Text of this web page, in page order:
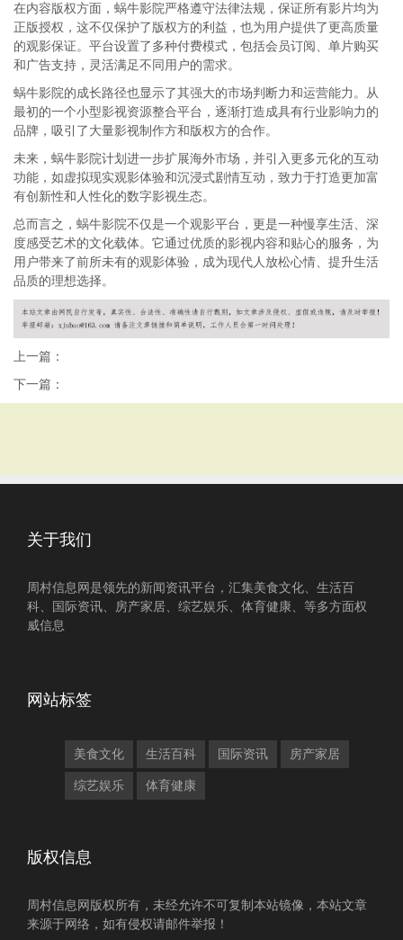
在内容版权方面，蜗牛影院严格遵守法律法规，保证所有影片均为
正版授权，这不仅保护了版权方的利益，也为用户提供了更高质量
的观影保证。平台设置了多种付费模式，包括会员订阅、单片购买
和广告支持，灵活满足不同用户的需求。
蜗牛影院的成长路径也显示了其强大的市场判断力和运营能力。从
最初的一个小型影视资源整合平台，逐渐打造成具有行业影响力的
品牌，吸引了大量影视制作方和版权方的合作。
未来，蜗牛影院计划进一步扩展海外市场，并引入更多元化的互动
功能，如虚拟现实观影体验和沉浸式剧情互动，致力于打造更加富
有创新性和人性化的数字影视生态。
总而言之，蜗牛影院不仅是一个观影平台，更是一种慢享生活、深
度感受艺术的文化载体。它通过优质的影视内容和贴心的服务，为
用户带来了前所未有的观影体验，成为现代人放松心情、提升生活
品质的理想选择。
上一篇：
下一篇：
关于我们
周村信息网是领先的新闻资讯平台，汇集美食文化、生活百
科、国际资讯、房产家居、综艺娱乐、体育健康、等多方面权
威信息
网站标签
美食文化 生活百科 国际资讯 房产家居
综艺娱乐 体育健康
版权信息
周村信息网版权所有，未经允许不可复制本站镜像，本站文章
来源于网络，如有侵权请邮件举报！